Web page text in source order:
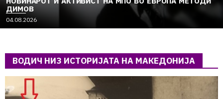
ДИМОВ
04.08.2026
ВОДИЧ НИЗ ИСТОРИЈАТА НА МАКЕДОНИЈА